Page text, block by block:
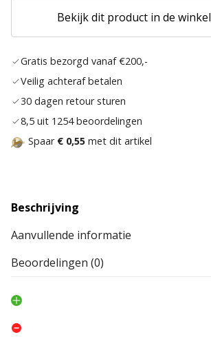
Bekijk dit product in de winkel
Gratis bezorgd vanaf €200,-
Veilig achteraf betalen
30 dagen retour sturen
8,5 uit 1254 beoordelingen
Spaar € 0,55 met dit artikel
Beschrijving
Aanvullende informatie
Beoordelingen (0)